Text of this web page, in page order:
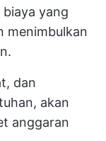
yang
menimbulkan
dan
akan
anggaran